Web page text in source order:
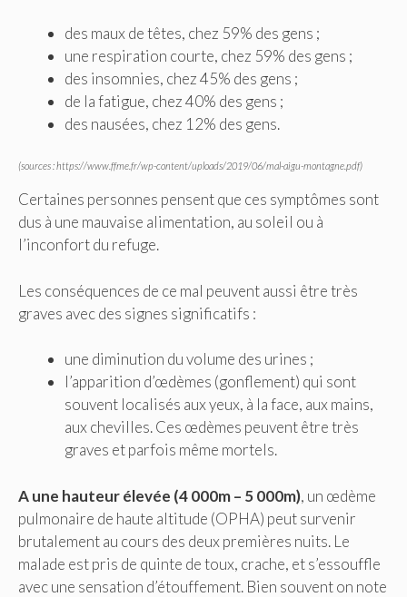
des maux de têtes, chez 59% des gens ;
une respiration courte, chez 59% des gens ;
des insomnies, chez 45% des gens ;
de la fatigue, chez 40% des gens ;
des nausées, chez 12% des gens.
(sources : https://www.ffme.fr/wp-content/uploads/2019/06/mal-aigu-montagne.pdf)
Certaines personnes pensent que ces symptômes sont
dus à une mauvaise alimentation, au soleil ou à
l’inconfort du refuge.
Les conséquences de ce mal peuvent aussi être très
graves avec des signes significatifs :
une diminution du volume des urines ;
l’apparition d’œdèmes (gonflement) qui sont
souvent localisés aux yeux, à la face, aux mains,
aux chevilles. Ces œdèmes peuvent être très
graves et parfois même mortels.
A une hauteur élevée (4 000m – 5 000m), un œdème
pulmonaire de haute altitude (OPHA) peut survenir
brutalement au cours des deux premières nuits. Le
malade est pris de quinte de toux, crache, et s’essouffle
avec une sensation d’étouffement. Bien souvent on note